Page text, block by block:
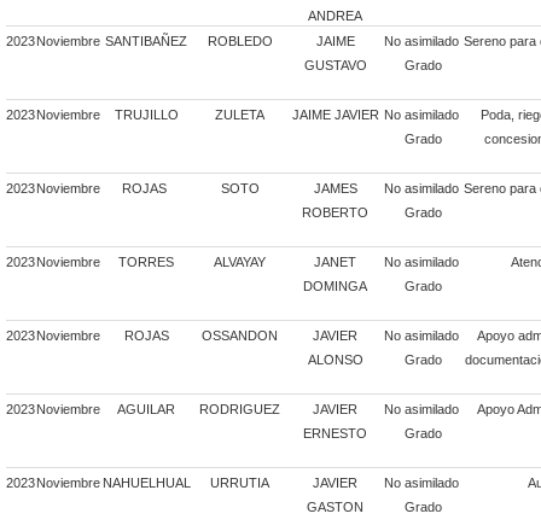
ANDREA
2023Noviembre SANTIBAÑEZ ROBLEDO
JAIME
GUSTAVO
No asimilado
Grado
Sereno para
2023Noviembre TRUJILLO ZULETA JAIME JAVIER No asimilado
Grado
Poda,
2023Noviembre ROJAS SOTO
JAMES
ROBERTO
No asimilado
Grado
Sereno para
2023Noviembre TORRES ALVAYAY
JANET
DOMINGA
No asimilado
Grado
2023Noviembre ROJAS OSSANDON
JAVIER
ALONSO
No asimilado
Grado
Apoyo
2023Noviembre AGUILAR RODRIGUEZ
JAVIER
ERNESTO
No asimilado
Grado
Apoyo
2023Noviembre NAHUELHUAL URRUTIA
JAVIER
GASTON
No asimilado
Grado